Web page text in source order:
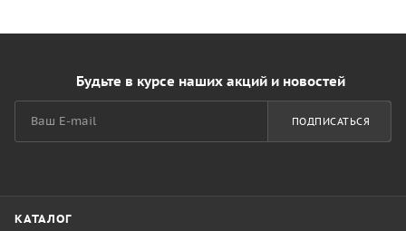
Будьте в курсе наших акций и новостей
ПОДПИСАТЬСЯ
КАТАЛОГ